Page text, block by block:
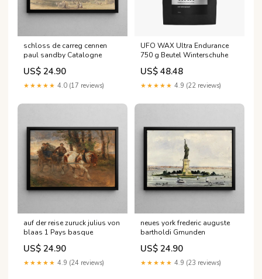
schloss de carreg cennen
paul sandby Catalogne
US$ 24.90
★★★★★ 4.0 (17 reviews)
UFO WAX Ultra Endurance
750 g Beutel Winterschuhe
US$ 48.48
★★★★★ 4.9 (22 reviews)
auf der reise zuruck julius von
blaas 1 Pays basque
US$ 24.90
★★★★★ 4.9 (24 reviews)
neues york frederic auguste
bartholdi Gmunden
US$ 24.90
★★★★★ 4.9 (23 reviews)